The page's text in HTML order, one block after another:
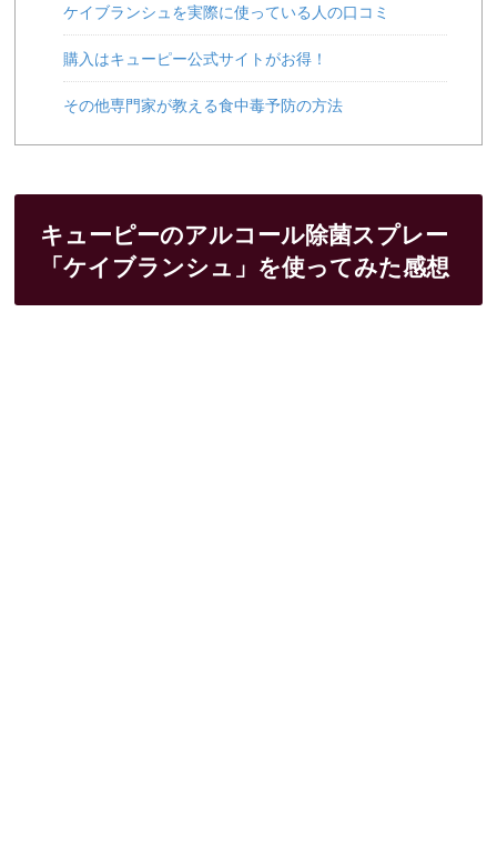
ケイブランシュを実際に使っている人の口コミ
購入はキューピー公式サイトがお得！
その他専門家が教える食中毒予防の方法
キューピーのアルコール除菌スプレー
「ケイブランシュ」 を使ってみた感想